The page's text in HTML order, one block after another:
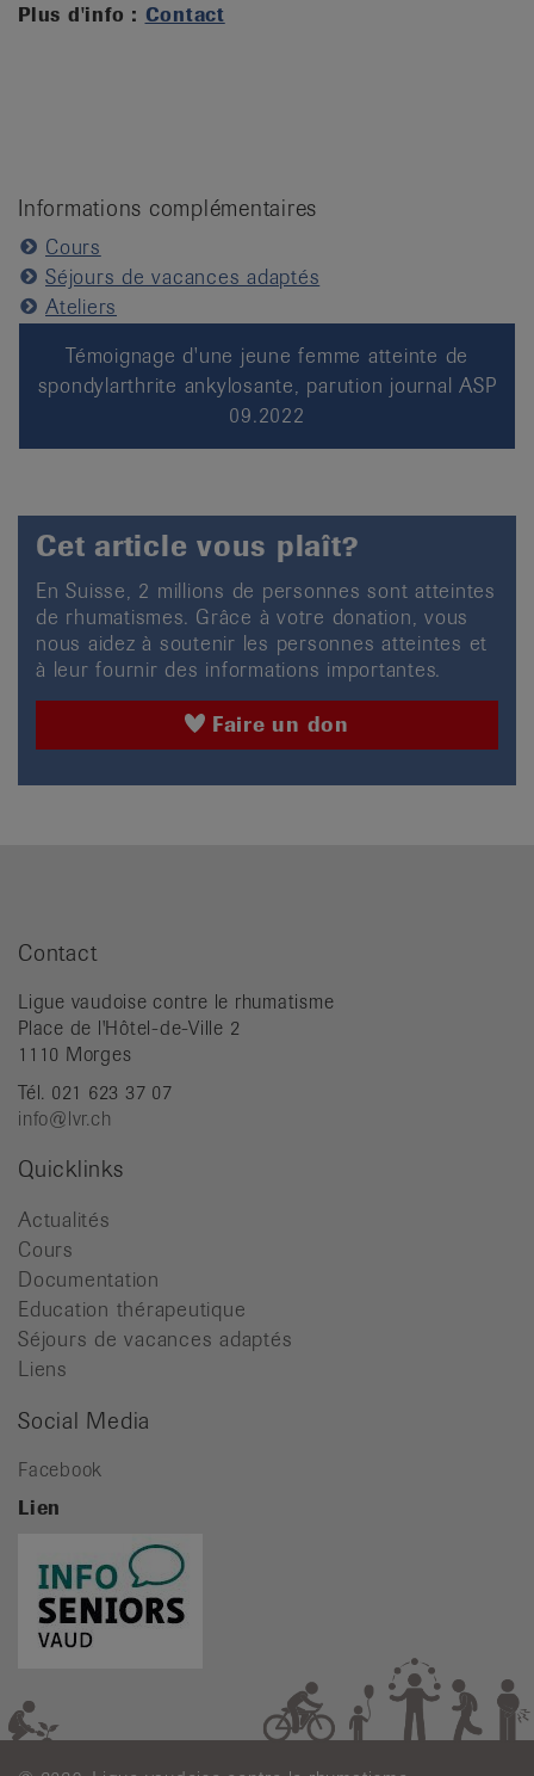
Plus d'info : Contact
Informations complémentaires
Cours
Séjours de vacances adaptés
Ateliers
Témoignage d'une jeune femme atteinte de
spondylarthrite ankylosante, parution journal ASP
09.2022
Cet article vous plaît?
En Suisse, 2 millions de personnes sont atteintes
de rhumatismes. Grâce à votre donation, vous
nous aidez à soutenir les personnes atteintes et
à leur fournir des informations importantes.
Faire un don
Contact
Ligue vaudoise contre le rhumatisme
Place de l'Hôtel-de-Ville 2
1110 Morges
Tél. 021 623 37 07
info@lvr.ch
Quicklinks
Actualités
Cours
Documentation
Education thérapeutique
Séjours de vacances adaptés
Liens
Social Media
Facebook
Lien